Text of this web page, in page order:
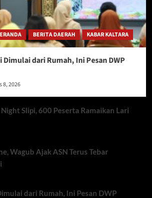
BERITA DAERAH KABAR KALTARA
dari Rumah, Ini Pesan DWP
8, 2026
Slipi, 600 Peserta Ramaikan Lari
Wagub Ajak ASN Terus Tebar
dari Rumah, Ini Pesan DWP